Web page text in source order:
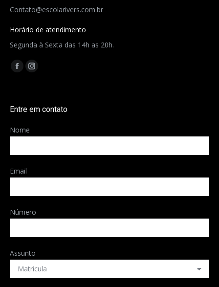
Contato@escolarivers.com.br
Horário de atendimento
Segunda à Sexta das 14h as 20h.
Encontre-nos em:
Facebook
in
window
Instagram
in
window
Entre em contato
Nome
Email
Número
Assunto